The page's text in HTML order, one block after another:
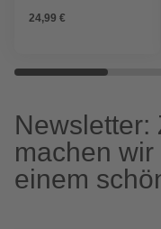
24,99 €
Newsletter:
machen
einem